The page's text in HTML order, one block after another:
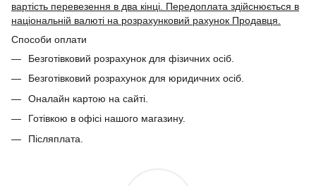
вартість перевезення в два кінці. Передоплата здійснюється в
національній валюті на розрахунковий рахунок Продавця.
Способи оплати
Безготівковий розрахунок для фізичних осіб.
Безготівковий розрахунок для юридичних осіб.
Оналайн картою на сайті.
Готівкою в офісі нашого магазину.
Післяплата.